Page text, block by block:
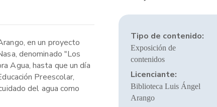
en un proyecto
denominado "Los
Agua, hasta que un día
Preescolar,
del agua como
Tipo de contenido:
Exposición de
contenidos
Licenciante:
Biblioteca Luis Ángel
Arango